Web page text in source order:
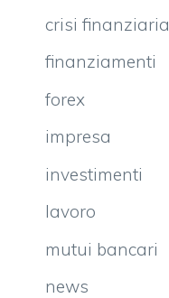
crisi finanziaria
finanziamenti
forex
impresa
investimenti
lavoro
mutui bancari
news